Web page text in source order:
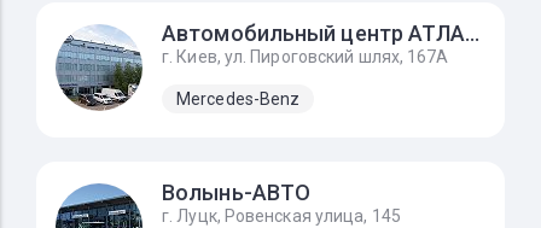
Автомобильный центр АТЛАНТ
г. Киев, ул. Пироговский шлях, 167А
Mercedes-Benz
Волынь-АВТО
г. Луцк, Ровенская улица, 145